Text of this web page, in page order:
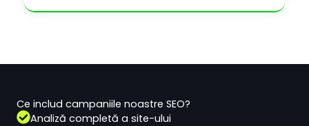
Ce includ campaniile noastre SEO?
Analiză completă a site-ului